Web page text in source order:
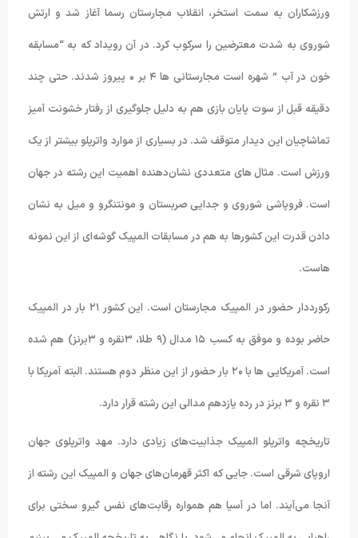
ورزشکاران به سمت استخر، انقلاب مجارستان رسما آغاز شد و ارتش
شوروی به شدت معترضین را سرکوب کرد. در آن رویداد که به “مسابقه
خون در آب ” شهره است مجارستانی ها ۴ بر ۰ پیروز شدند. حتی چند
دقیقه قبل از سوت پایان بازی هم به دلیل جلوگیری از رفتار خشونت آمیز
تماشاچیان این دیدار متوقف شد. در بسیاری از موارد واترپلو بیشتر از یک
ورزش است. مثال های متعددی نشان‌دهنده اهمیت این رشته در جهان
است. فروپاشی شوروی و جدایی صربستان و مونتنگرو و میل به نشان
دادن قدرت این کشورها به هم در مسابقات المپیک گوشه‌ای از این نمونه
هاست.
رکورددار حضور در المپیک مجارستان است. این کشور ۲۱ بار در المپیک
حاضر بوده و موفق به کسب ۱۵ مدال (۹ طلا، ۳نقره و ۳برنز) هم شده
است. آمریکایی ها با ۲۰ بار حضور از این منظر دوم هستند. البته آمریکا با
۳ نقره و ۳ برنز در رده یازدهم مدالی این رشته قرار دارد.
تاریخچه واترپلو المپیک جذابیت‌های زیادی دارد. مهد واترپلوی جهان
اروپای شرقی است. جایی که اکثر قهرمان‌های جهان و المپیک این رشته از
آنجا می‌آیند. اما در آسیا هم همواره رقابت‌های نفس گیرو سختی برای